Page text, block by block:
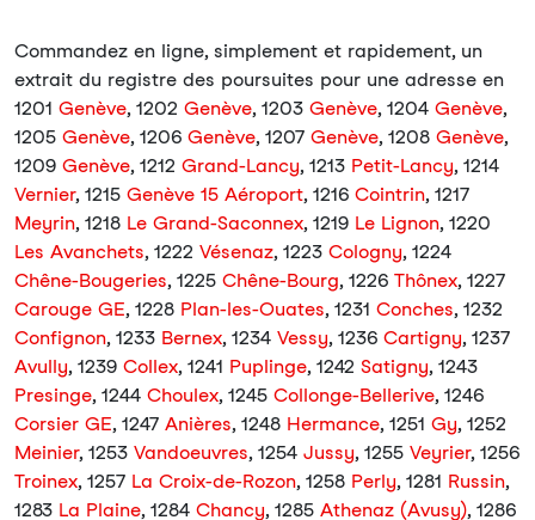
Commandez en ligne, simplement et rapidement, un
extrait du registre des poursuites pour une adresse en
1201 Genève, 1202 Genève, 1203 Genève, 1204 Genève,
1205 Genève, 1206 Genève, 1207 Genève, 1208 Genève,
1209 Genève, 1212 Grand-Lancy, 1213 Petit-Lancy, 1214
Vernier, 1215 Genève 15 Aéroport, 1216 Cointrin, 1217
Meyrin, 1218 Le Grand-Saconnex, 1219 Le Lignon, 1220
Les Avanchets, 1222 Vésenaz, 1223 Cologny, 1224
Chêne-Bougeries, 1225 Chêne-Bourg, 1226 Thônex, 1227
Carouge GE, 1228 Plan-les-Ouates, 1231 Conches, 1232
Confignon, 1233 Bernex, 1234 Vessy, 1236 Cartigny, 1237
Avully, 1239 Collex, 1241 Puplinge, 1242 Satigny, 1243
Presinge, 1244 Choulex, 1245 Collonge-Bellerive, 1246
Corsier GE, 1247 Anières, 1248 Hermance, 1251 Gy, 1252
Meinier, 1253 Vandoeuvres, 1254 Jussy, 1255 Veyrier, 1256
Troinex, 1257 La Croix-de-Rozon, 1258 Perly, 1281 Russin,
1283 La Plaine, 1284 Chancy, 1285 Athenaz (Avusy), 1286